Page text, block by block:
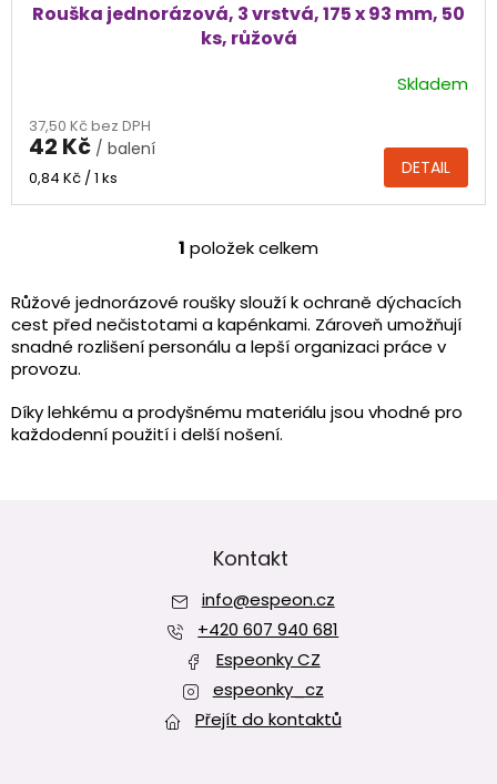
Rouška jednorázová, 3 vrstvá, 175 x 93 mm, 50
ks, růžová
produktu
je
5,0
z
Skladem
37,50 Kč bez DPH
42 Kč / balení
Měrná
0,84 Kč / 1 ks DETAIL
O
l
á
d
í
p
r
ý
p
i
s
u
1 položek celkem
Růžové jednorázové roušky slouží k ochraně dýchacích
cest před nečistotami a kapénkami. Zároveň umožňují
snadné rozlišení personálu a lepší organizaci práce v
provozu.
Díky lehkému a prodyšnému materiálu jsou vhodné pro
každodenní použití i delší nošení.
Kontakt
info@espeon.cz
+420 607 940 681
Espeonky CZ
espeonky_cz
Přejít do kontaktů